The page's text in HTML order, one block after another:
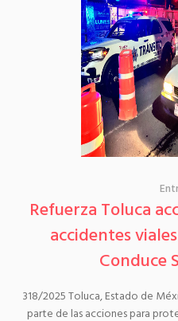
Refuerza Toluca
accidentes
Conduce
318/2025 Toluca, Estado de
parte de las acciones para